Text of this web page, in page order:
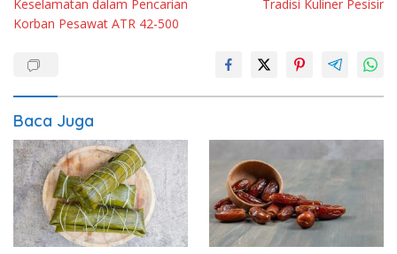
Keselamatan dalam Pencarian
Korban Pesawat ATR 42-500
Tradisi Kuliner Pesisir
Baca Juga